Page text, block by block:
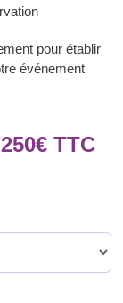
pour établir
événement
250€TTC